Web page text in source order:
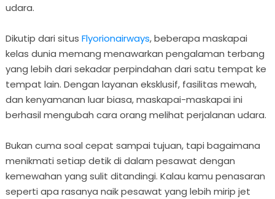
udara.
Dikutip dari situs Flyorionairways, beberapa maskapai
kelas dunia memang menawarkan pengalaman terbang
yang lebih dari sekadar perpindahan dari satu tempat ke
tempat lain. Dengan layanan eksklusif, fasilitas mewah,
dan kenyamanan luar biasa, maskapai-maskapai ini
berhasil mengubah cara orang melihat perjalanan udara.
Bukan cuma soal cepat sampai tujuan, tapi bagaimana
menikmati setiap detik di dalam pesawat dengan
kemewahan yang sulit ditandingi. Kalau kamu penasaran
seperti apa rasanya naik pesawat yang lebih mirip jet